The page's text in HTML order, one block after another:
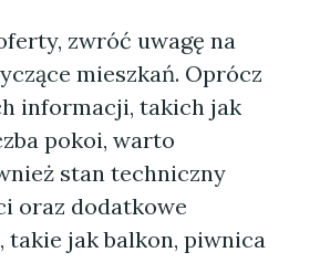
zwróć uwagę na
mieszkań. Oprócz
informacji, takich jak
pokoi, warto
stan techniczny
oraz dodatkowe
takie jak balkon, piwnica